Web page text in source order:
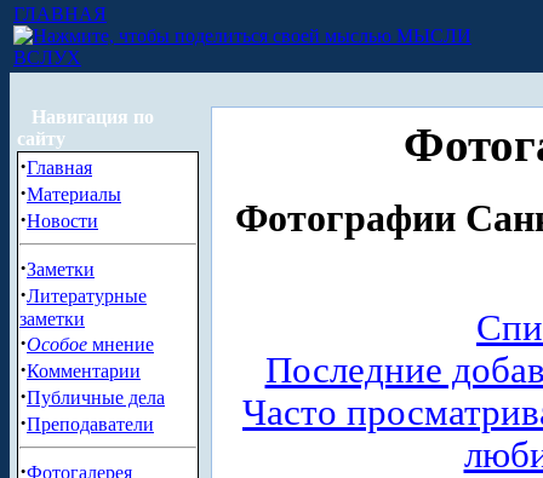
ГЛАВНАЯ
МЫСЛИ
ВСЛУХ
Навигация по
сайту
·Главная
·Материалы
·Новости
·Заметки
·Литературные
заметки
·Особое мнение
·Комментарии
·Публичные дела
·Преподаватели
·Фотогалерея
Фотографии
Последние
Часто